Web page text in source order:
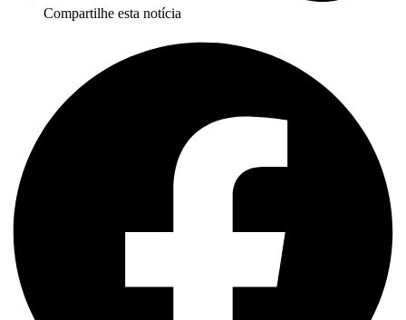
Compartilhe esta notícia